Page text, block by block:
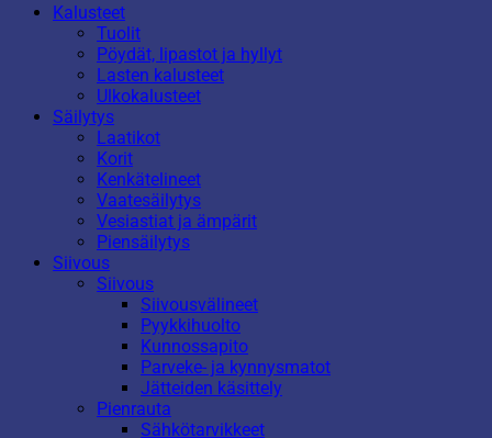
Kalusteet
Tuolit
Pöydät, lipastot ja hyllyt
Lasten kalusteet
Ulkokalusteet
Säilytys
Laatikot
Korit
Kenkätelineet
Vaatesäilytys
Vesiastiat ja ämpärit
Piensäilytys
Siivous
Siivous
Siivousvälineet
Pyykkihuolto
Kunnossapito
Parveke- ja kynnysmatot
Jätteiden käsittely
Pienrauta
Sähkötarvikkeet